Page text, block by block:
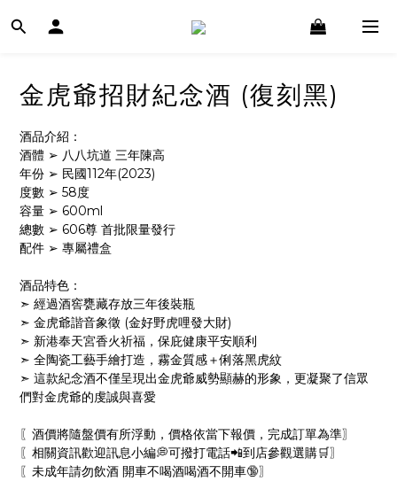
金虎爺招財紀念酒 (復刻黑)
酒品介紹：
酒體 ➢ 八八坑道 三年陳高
年份 ➢ 民國112年(2023)
度數 ➢ 58度
容量 ➢ 600ml
總數 ➢ 606尊 首批限量發行
配件 ➢ 專屬禮盒
酒品特色：
➣ 經過酒窖甕藏存放三年後裝瓶
➣ 金虎爺諧音象徵 (金好野虎哩發大財)
➣ 新港奉天宮香火祈福，保庇健康平安順利
➣ 全陶瓷工藝手繪打造，霧金質感＋俐落黑虎紋
➣ 這款紀念酒不僅呈現出金虎爺威勢顯赫的形象，更凝聚了信眾
們對金虎爺的虔誠與喜愛
〖酒價將隨盤價有所浮動，價格依當下報價，完成訂單為準〗
〖相關資訊歡迎訊息小編💭可撥打電話📲到店參觀選購🛒〗
〖未成年請勿飲酒 開車不喝酒喝酒不開車🔞〗